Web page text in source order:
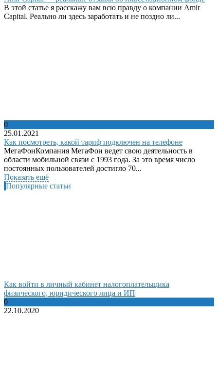
В этой статье я расскажу вам всю правду о компании Amir
Capital. Реально ли здесь заработать и не поздно ли...
0
25.01.2021
Как посмотреть, какой тариф подключен на телефоне
МегаФонКомпания МегаФон ведет свою деятельность в
области мобильной связи с 1993 года. За это время число
постоянных пользователей достигло 70...
Показать ещё
Популярные статьи
Как войти в личный кабинет налогоплательщика
физического, юридического лица и ИП
0
22.10.2020